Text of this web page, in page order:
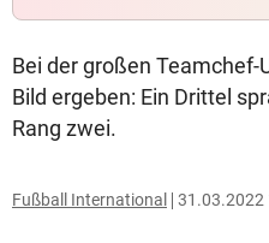
Bei der großen
Bild ergeben: Ein Drittel
Rang zwei.
Fußball International 31.03.2022